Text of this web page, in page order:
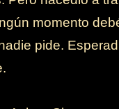
momento
pide. Esperad